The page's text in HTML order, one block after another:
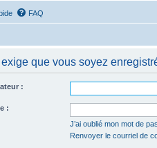
FAQ
exige que vous soyez
:
:
J’ai oublié mon mot de
Renvoyer le courriel de